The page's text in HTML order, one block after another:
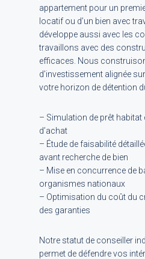
appartement pour un
locatif ou d’un bien avec
développe aussi avec les
travaillons avec des
efficaces. Nous
d’investissement alignée
votre horizon de détention
– Simulation de prêt habitat
d’achat
– Étude de faisabilité
avant recherche de bien
– Mise en concurrence de
organismes nationaux
– Optimisation du coût du
des garanties
Notre statut de conseiller
permet de défendre vos